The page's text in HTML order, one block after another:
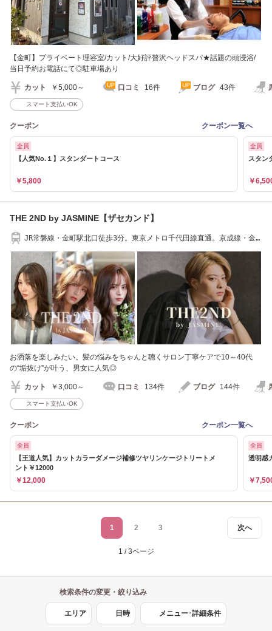
【金町】プライベート理容室/カット/大好評贅沢ヘッドスパ★話題の頭浸浴/
当日予約お電話にて◎駐車場あり
カット ￥5,000～ 口コミ 16件 ブログ 43件
スマート支払いOK
クーポン クーポン一覧へ
全員
【人気No.１】スタンダートコース
￥5,800
全員
スタン
￥
THE 2ND by JASMINE【ザセカンド】
JR常磐線・金町駅北口徒歩3分。東京メトロ千代田線直通。京成線・金
お洒落を楽しみたい。髪の悩みをちゃんと聴くサロン丁寧ケアで10～40代
の“垢抜け”が叶う、男女に人気◎
カット ￥3,000～ 口コミ 134件 ブログ 144件
スマート支払いOK
クーポン クーポン一覧へ
全員
【王道人気】カットカラーダメージ補修ツヤリンケージトリートメ
ント￥12000
￥12,000
全員
透明感
￥
次へ
1 2 3
1 / 3ページ
検索条件の変更・絞り込み
エリア 日時 メニュー･詳細条件